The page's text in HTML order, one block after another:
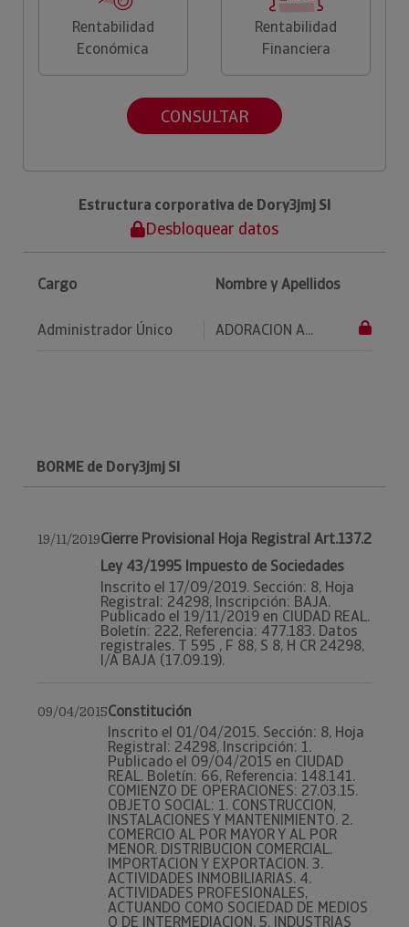
Rentabilidad
Económica
Rentabilidad
Financiera
CONSULTAR
Estructura corporativa de Dory3jmj Sl
Desbloquear datos
Cargo Nombre y Apellidos
Administrador Único ADORACION A...
BORME de Dory3jmj Sl
19/11/2019Cierre Provisional Hoja Registral Art.137.2
Ley 43/1995 Impuesto de Sociedades
Inscrito el 17/09/2019. Sección: 8, Hoja
Registral: 24298, Inscripción: BAJA.
Publicado el 19/11/2019 en CIUDAD REAL.
Boletín: 222, Referencia: 477.183. Datos
registrales. T 595 , F 88, S 8, H CR 24298,
I/A BAJA (17.09.19).
09/04/2015Constitución
Inscrito el 01/04/2015. Sección: 8, Hoja
Registral: 24298, Inscripción: 1.
Publicado el 09/04/2015 en CIUDAD
REAL. Boletín: 66, Referencia: 148.141.
COMIENZO DE OPERACIONES: 27.03.15.
OBJETO SOCIAL: 1. CONSTRUCCION,
INSTALACIONES Y MANTENIMIENTO. 2.
COMERCIO AL POR MAYOR Y AL POR
MENOR. DISTRIBUCION COMERCIAL.
IMPORTACION Y EXPORTACION. 3.
ACTIVIDADES INMOBILIARIAS. 4.
ACTIVIDADES PROFESIONALES,
ACTUANDO COMO SOCIEDAD DE MEDIOS
O DE INTERMEDIACION. 5. INDUSTRIAS